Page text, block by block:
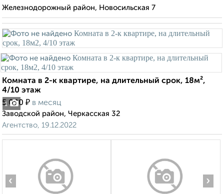
Железнодорожный район, Новосильская 7
1
Комната в 2-к квартире, на длительный срок, 18м²,
4/10 этаж
5 000 ₽ в месяц
Заводской район, Черкасская 32
Агентство, 19.12.2022
‹ ›